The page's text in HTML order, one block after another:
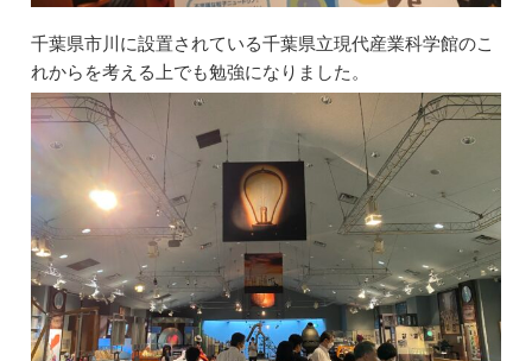
千葉県市川に設置されている千葉県立現代産業科学館のこ
れからを考える上でも勉強になりました。